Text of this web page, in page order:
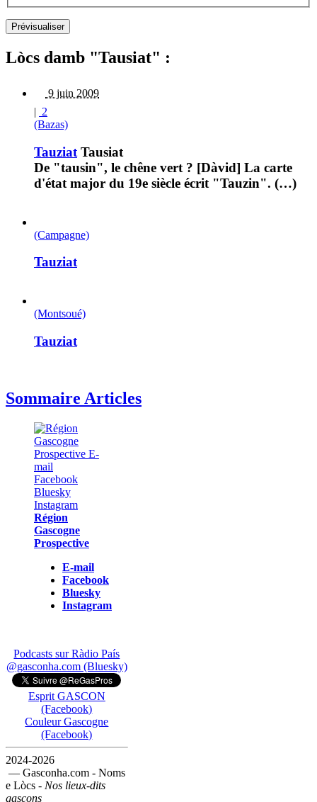
Lòcs damb "Tausiat" :
9 juin 2009
| 2
(Bazas)
Tauziat Tausiat
De "tausin", le chêne vert ? [Dàvid] La carte
d'état major du 19e siècle écrit "Tauzin". (…)
(Campagne)
Tauziat
(Montsoué)
Tauziat
Sommaire Articles
Région
Gascogne
Prospective
E-mail
Facebook
Bluesky
Instagram
Podcasts sur Ràdio País
@gasconha.com (Bluesky)
Esprit GASCON
(Facebook)
Couleur Gascogne
(Facebook)
2024-2026
— Gasconha.com - Noms
e Lòcs - Nos lieux-dits
gascons